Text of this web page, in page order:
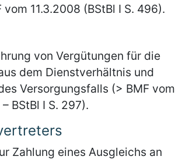
11.3.2008 (BStBl I S. 496).
von Vergütungen für die
dem Dienstverhältnis und
Versorgungsfalls (> BMF vom
BStBl I S. 297).
Zahlung eines Ausgleichs an